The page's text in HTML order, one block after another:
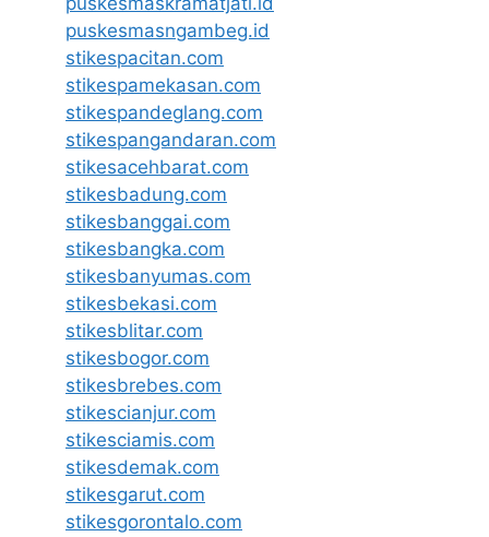
puskesmasngambeg.id
stikespacitan.com
stikespamekasan.com
stikespandeglang.com
stikespangandaran.com
stikesacehbarat.com
stikesbadung.com
stikesbanggai.com
stikesbangka.com
stikesbanyumas.com
stikesbekasi.com
stikesblitar.com
stikesbogor.com
stikesbrebes.com
stikescianjur.com
stikesciamis.com
stikesdemak.com
stikesgarut.com
stikesgorontalo.com